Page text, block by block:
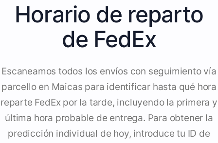
Horario de reparto
de FedEx
Escaneamos todos los envíos con seguimiento vía
parcello en Maicas para identificar hasta qué hora
reparte FedEx por la tarde, incluyendo la primera y
última hora probable de entrega. Para obtener la
predicción individual de hoy, introduce tu ID de